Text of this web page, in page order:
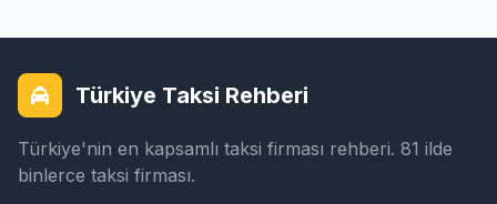
Türkiye Taksi Rehberi
Türkiye'nin en kapsamlı taksi firması rehberi. 81 ilde
binlerce taksi firması.